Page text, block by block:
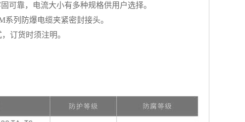
靠，电流大小有多种规格供用户选择。
列防爆电缆夹紧密封接头。
订货时须注明。